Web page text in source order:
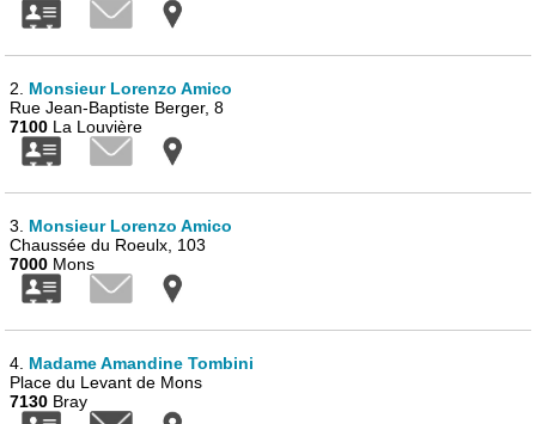
2. Monsieur Lorenzo Amico
Rue Jean-Baptiste Berger, 8
7100 La Louvière
3. Monsieur Lorenzo Amico
Chaussée du Roeulx, 103
7000 Mons
4. Madame Amandine Tombini
Place du Levant de Mons
7130 Bray